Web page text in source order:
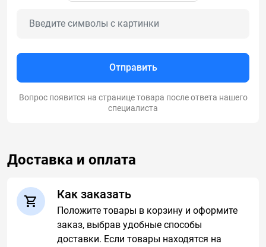
Отправить
Вопрос появится на странице товара после ответа нашего
специалиста
Доставка и оплата
Как заказать
Положите товары в корзину и оформите
заказ, выбрав удобные способы
доставки. Если товары находятся на